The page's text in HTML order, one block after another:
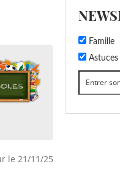
le 21/11/25
Famille